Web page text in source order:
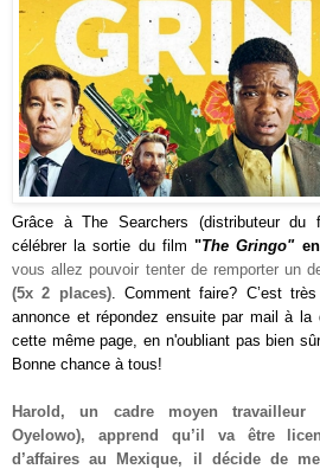
Grâce à The Searchers (distributeur du
célébrer la sortie du film"The Gringo"
vous allez pouvoir tenter de remporter un
(5x 2 places). Comment faire? C’est
annonce et répondez ensuite par mail à la
cette même page, en n'oubliant pas bien
Bonne chance à tous!
Harold, un cadre moyen travailleur
Oyelowo), apprend qu’il va être
d’affaires au Mexique, il décide de